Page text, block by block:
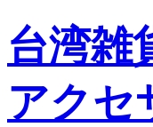
台湾雑
アクセ